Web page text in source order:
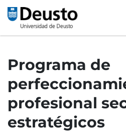
Programa de
profesional
estratégicos